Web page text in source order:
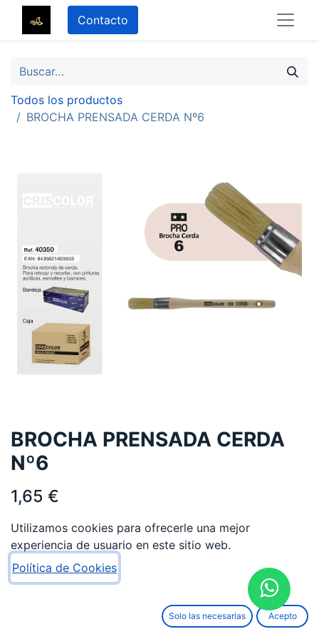
Contacto
Todos los productos
BROCHA PRENSADA CERDA Nº6
BROCHA PRENSADA CERDA
Nº6
1,65 €
AÑADIR AL CARRITO
Utilizamos cookies para ofrecerle una mejor
experiencia de usuario en este sitio web.
Política de Cookies
Solo las necesarias Acepto